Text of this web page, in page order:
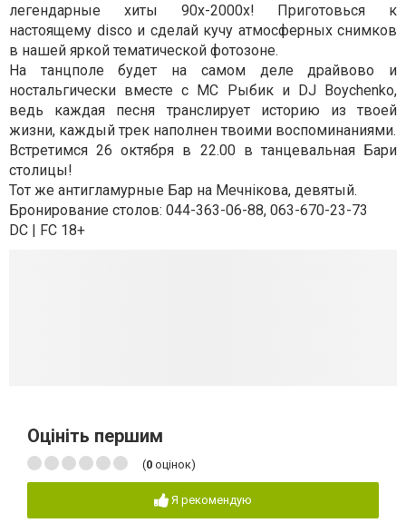
легендарные хиты 90х-2000х! Приготовься к
настоящему disco и сделай кучу атмосферных снимков
в нашей яркой тематической фотозоне.
На танцполе будет на самом деле драйвово и
ностальгически вместе с MC Рыбик и DJ Boychenko,
ведь каждая песня транслирует историю из твоей
жизни, каждый трек наполнен твоими воспоминаниями.
Встретимся 26 октября в 22.00 в танцевальная Бари
столицы!
Тот же антигламурные Бар на Мечнiкова, девятый.
Бронирование столов: 044-363-06-88, 063-670-23-73
DC | FC 18+
Оцініть першим
(0 оцінок)
Я рекомендую